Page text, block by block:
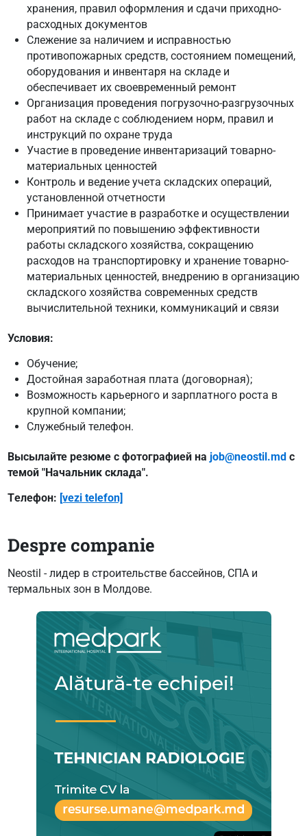
хранения, правил оформления и сдачи приходно-
расходных документов
Слежение за наличием и исправностью
противопожарных средств, состоянием помещений,
оборудования и инвентаря на складе и
обеспечивает их своевременный ремонт
Организация проведения погрузочно-разгрузочных
работ на складе с соблюдением норм, правил и
инструкций по охране труда
Участие в проведение инвентаризаций товарно-
материальных ценностей
Контроль и ведение учета складских операций,
установленной отчетности
Принимает участие в разработке и осуществлении
мероприятий по повышению эффективности
работы складского хозяйства, сокращению
расходов на транспортировку и хранение товарно-
материальных ценностей, внедрению в организацию
складского хозяйства современных средств
вычислительной техники, коммуникаций и связи
Условия:
Обучение;
Достойная заработная плата (договорная);
Возможность карьерного и зарплатного роста в
крупной компании;
Cлужебный телефон.
Высылайте резюме с фотографией на job@neostil.md с
темой "Начальник склада".
Tелефон: [vezi telefon]
Despre companie
Neostil - лидер в строительстве бассейнов, СПА и
термальных зон в Молдове.